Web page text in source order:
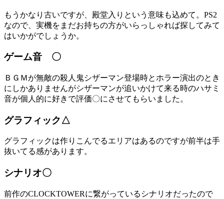
もうかなり古いですが、殿堂入りという意味も込めて。PS2
なので、実機をまだお持ちの方がいらっしゃれば探してみて
はいかがでしょうか。
ゲーム音 〇
ＢＧＭが無敵の殺人鬼シザーマン登場時とホラー演出のとき
にしかありませんがシザーマンが追いかけて来る時のハサミ
音が個人的に好きで評価〇にさせてもらいました。
グラフィック△
グラフィックは作りこんでるエリアはあるのですが前半は手
抜いてる感があります。
シナリオ〇
前作のCLOCKTOWERに繋がっているシナリオだったので